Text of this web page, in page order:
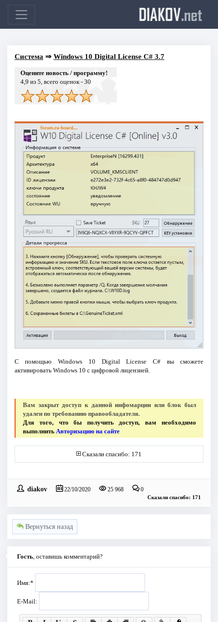
DIAKOV.net
Система ⇒ Windows 10 Digital License C# 3.7
Оцените новость / программу!
4,9 из 5, всего оценок - 30
С помощью Windows 10 Digital License C# вы сможете
активировать Windows 10 с цифровой лицензией.
Вам закрыт доступ к данной инфомарции или блок был
удален по требованию правообладателя.
Для того, что бы получить доступ, вам необходимо
выполнить Авторизацию на сайте
Сказали спасибо: 171
diakov 22/10/2020 25 968 0
Сказали спасибо: 171
Вернуться назад
Гость , оставишь комментарий?
Имя:*
E-Mail: